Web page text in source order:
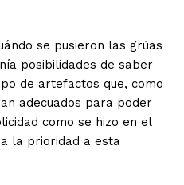
se pusieron las grúas
posibilidades de saber
de artefactos que, como
adecuados para poder
como se hizo en el
la prioridad a esta